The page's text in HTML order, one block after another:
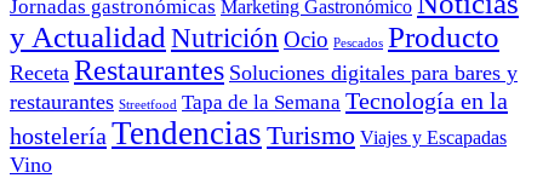
Jornadas gastronómicas Marketing Gastronómico
y Actualidad Nutrición Ocio Pescados Producto
Receta Restaurantes Soluciones digitales para bares y
restaurantes Streetfood Tapa de la Semana Tecnología en la
hostelería Tendencias Turismo Viajes y Escapadas
Vino